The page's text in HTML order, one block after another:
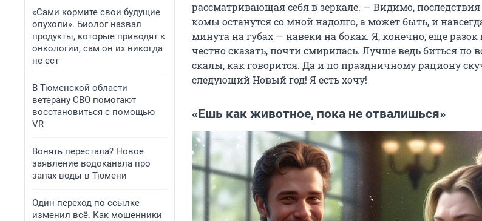
«Сами кормите свои будущие
опухоли». Биолог назвал
продукты, которые приводят к
онкологии, сам он их никогда
не ест
В Тюменской области
ветерану СВО помогают
восстановиться с помощью
VR
Вонять перестала? Новое
заявление водоканала про
запах воды в Тюмени
Один переход по ссылке
изменил всё. Как мошенники
рассматривающая себя в зеркале. — Видимо,
комы останутся со мной надолго, а может быть, и
минута на губах — навеки на боках. Я, конечно, еще
честно сказать, почти смирилась. Лучше ведь биться по
скалы, как говорится. Да и по праздничному рациону
следующий Новый год! Я есть хочу!
«Ешь как животное, пока не отвалишься»